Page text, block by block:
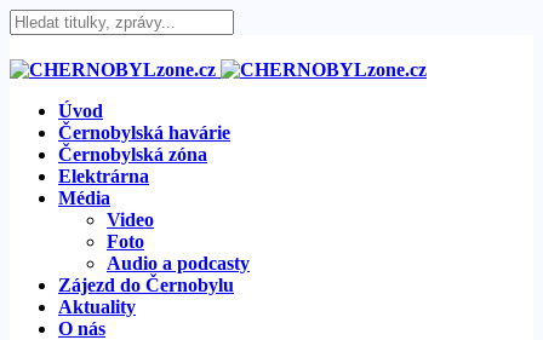
Úvod
Černobylská havárie
Černobylská zóna
Elektrárna
Média
Video
Foto
Audio a podcasty
Zájezd do Černobylu
Aktuality
O nás